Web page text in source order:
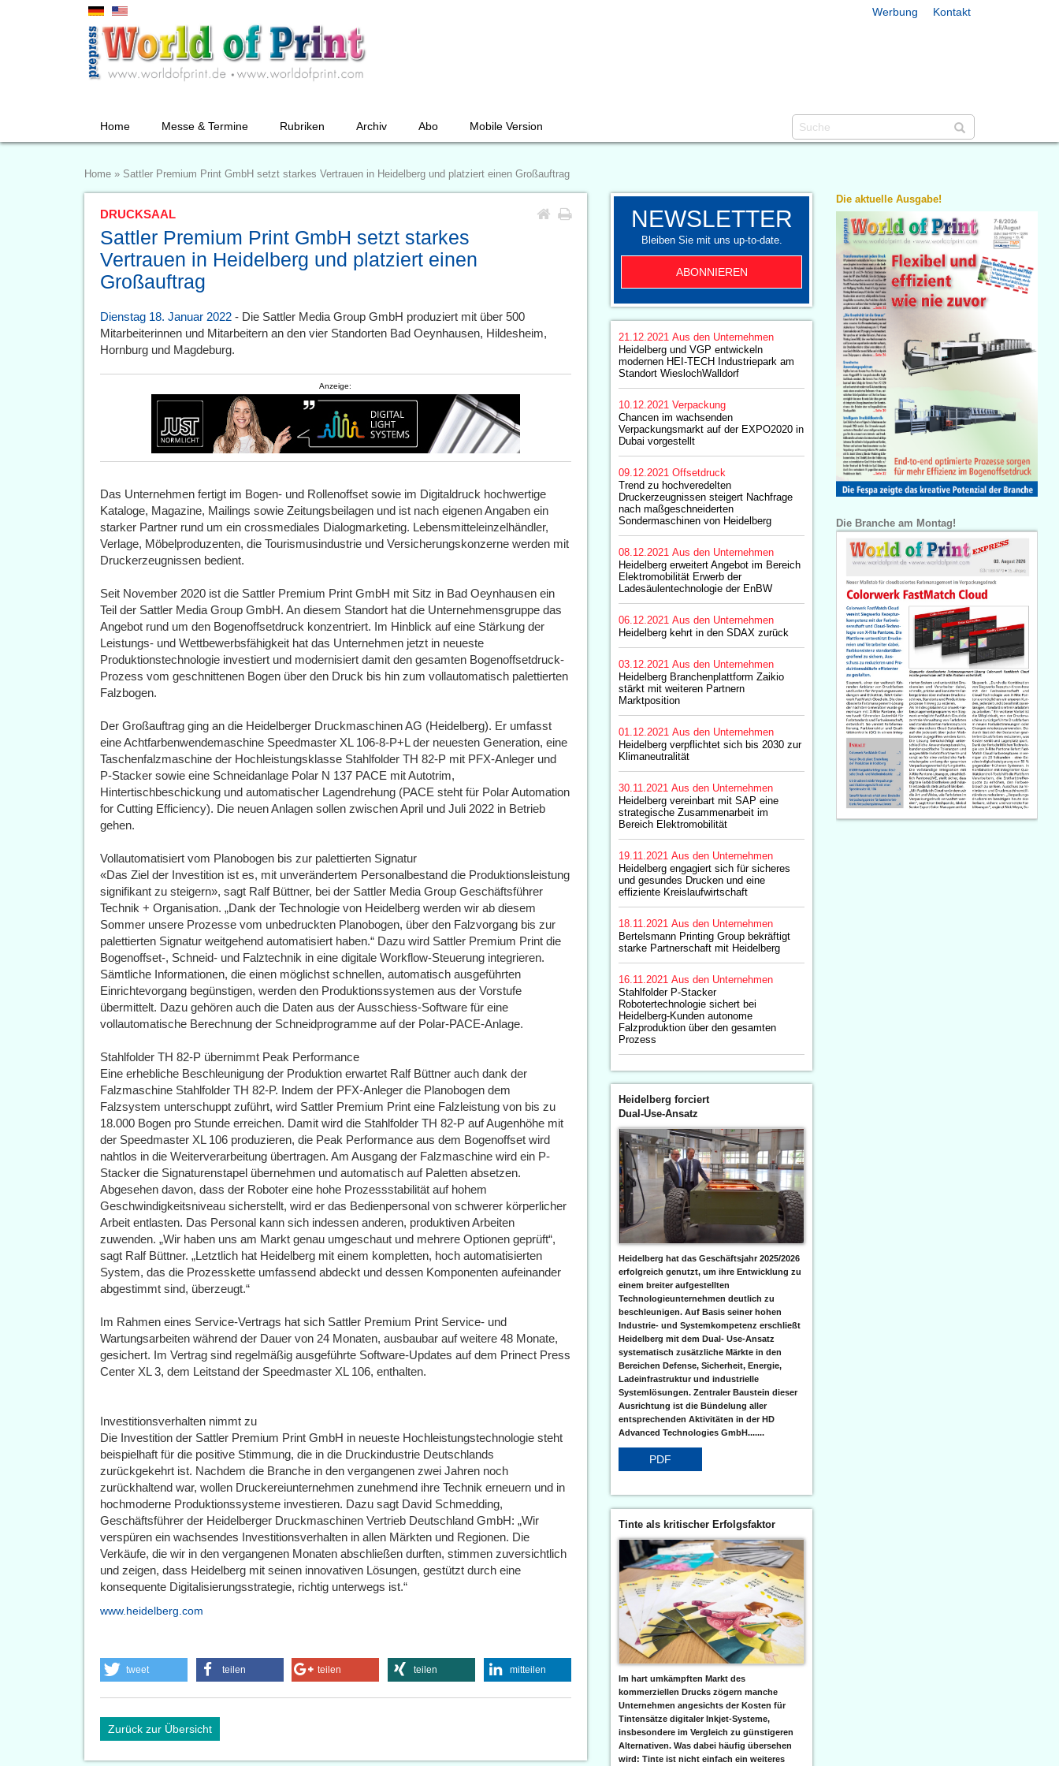
Werbung Kontakt
Home Messe & Termine Rubriken Archiv Abo Mobile Version
Home » Sattler Premium Print GmbH setzt starkes Vertrauen in Heidelberg und platziert einen Großauftrag
DRUCKSAAL
Sattler Premium Print GmbH setzt starkes
Vertrauen in Heidelberg und platziert einen
Großauftrag
Dienstag 18. Januar 2022 - Die Sattler Media Group GmbH produziert mit über 500
Mitarbeiterinnen und Mitarbeitern an den vier Standorten Bad Oeynhausen, Hildesheim,
Hornburg und Magdeburg.
Anzeige:
Das Unternehmen fertigt im Bogen- und Rollenoffset sowie im Digitaldruck hochwertige
Kataloge, Magazine, Mailings sowie Zeitungsbeilagen und ist nach eigenen Angaben ein
starker Partner rund um ein crossmediales Dialogmarketing. Lebensmitteleinzelhändler,
Verlage, Möbelproduzenten, die Tourismusindustrie und Versicherungskonzerne werden mit
Druckerzeugnissen bedient.
Seit November 2020 ist die Sattler Premium Print GmbH mit Sitz in Bad Oeynhausen ein
Teil der Sattler Media Group GmbH. An diesem Standort hat die Unternehmensgruppe das
Angebot rund um den Bogenoffsetdruck konzentriert. Im Hinblick auf eine Stärkung der
Leistungs- und Wettbewerbsfähigkeit hat das Unternehmen jetzt in neueste
Produktionstechnologie investiert und modernisiert damit den gesamten Bogenoffsetdruck-
Prozess vom geschnittenen Bogen über den Druck bis hin zum vollautomatisch palettierten
Falzbogen.
Der Großauftrag ging an die Heidelberger Druckmaschinen AG (Heidelberg). Er umfasst
eine Achtfarbenwendemaschine Speedmaster XL 106-8-P+L der neuesten Generation, eine
Taschenfalzmaschine der Hochleistungsklasse Stahlfolder TH 82-P mit PFX-Anleger und
P-Stacker sowie eine Schneidanlage Polar N 137 PACE mit Autotrim,
Hintertischbeschickung und automatischer Lagendrehung (PACE steht für Polar Automation
for Cutting Efficiency). Die neuen Anlagen sollen zwischen April und Juli 2022 in Betrieb
gehen.
Vollautomatisiert vom Planobogen bis zur palettierten Signatur
«Das Ziel der Investition ist es, mit unverändertem Personalbestand die Produktionsleistung
signifikant zu steigern», sagt Ralf Büttner, bei der Sattler Media Group Geschäftsführer
Technik + Organisation. „Dank der Technologie von Heidelberg werden wir ab diesem
Sommer unsere Prozesse vom unbedruckten Planobogen, über den Falzvorgang bis zur
palettierten Signatur weitgehend automatisiert haben.“ Dazu wird Sattler Premium Print die
Bogenoffset-, Schneid- und Falztechnik in eine digitale Workflow-Steuerung integrieren.
Sämtliche Informationen, die einen möglichst schnellen, automatisch ausgeführten
Einrichtevorgang begünstigen, werden den Produktionssystemen aus der Vorstufe
übermittelt. Dazu gehören auch die Daten aus der Ausschiess-Software für eine
vollautomatische Berechnung der Schneidprogramme auf der Polar-PACE-Anlage.
Stahlfolder TH 82-P übernimmt Peak Performance
Eine erhebliche Beschleunigung der Produktion erwartet Ralf Büttner auch dank der
Falzmaschine Stahlfolder TH 82-P. Indem der PFX-Anleger die Planobogen dem
Falzsystem unterschuppt zuführt, wird Sattler Premium Print eine Falzleistung von bis zu
18.000 Bogen pro Stunde erreichen. Damit wird die Stahlfolder TH 82-P auf Augenhöhe mit
der Speedmaster XL 106 produzieren, die Peak Performance aus dem Bogenoffset wird
nahtlos in die Weiterverarbeitung übertragen. Am Ausgang der Falzmaschine wird ein P-
Stacker die Signaturenstapel übernehmen und automatisch auf Paletten absetzen.
Abgesehen davon, dass der Roboter eine hohe Prozessstabilität auf hohem
Geschwindigkeitsniveau sicherstellt, wird er das Bedienpersonal von schwerer körperlicher
Arbeit entlasten. Das Personal kann sich indessen anderen, produktiven Arbeiten
zuwenden. „Wir haben uns am Markt genau umgeschaut und mehrere Optionen geprüft“,
sagt Ralf Büttner. „Letztlich hat Heidelberg mit einem kompletten, hoch automatisierten
System, das die Prozesskette umfassend abdeckt und dessen Komponenten aufeinander
abgestimmt sind, überzeugt.“
Im Rahmen eines Service-Vertrags hat sich Sattler Premium Print Service- und
Wartungsarbeiten während der Dauer von 24 Monaten, ausbaubar auf weitere 48 Monate,
gesichert. Im Vertrag sind regelmäßig ausgeführte Software-Updates auf dem Prinect Press
Center XL 3, dem Leitstand der Speedmaster XL 106, enthalten.
Investitionsverhalten nimmt zu
Die Investition der Sattler Premium Print GmbH in neueste Hochleistungstechnologie steht
beispielhaft für die positive Stimmung, die in die Druckindustrie Deutschlands
zurückgekehrt ist. Nachdem die Branche in den vergangenen zwei Jahren noch
zurückhaltend war, wollen Druckereiunternehmen zunehmend ihre Technik erneuern und in
hochmoderne Produktionssysteme investieren. Dazu sagt David Schmedding,
Geschäftsführer der Heidelberger Druckmaschinen Vertrieb Deutschland GmbH: „Wir
verspüren ein wachsendes Investitionsverhalten in allen Märkten und Regionen. Die
Verkäufe, die wir in den vergangenen Monaten abschließen durften, stimmen zuversichtlich
und zeigen, dass Heidelberg mit seinen innovativen Lösungen, gestützt durch eine
konsequente Digitalisierungsstrategie, richtig unterwegs ist.“
www.heidelberg.com
tweet teilen teilen teilen mitteilen
Zurück zur Übersicht
NEWSLETTER
Bleiben Sie mit uns up-to-date.
ABONNIEREN
21.12.2021 Aus den Unternehmen
Heidelberg und VGP entwickeln
modernen HEI-TECH Industriepark am
Standort WieslochWalldorf
10.12.2021 Verpackung
Chancen im wachsenden
Verpackungsmarkt auf der EXPO2020 in
Dubai vorgestellt
09.12.2021 Offsetdruck
Trend zu hochveredelten
Druckerzeugnissen steigert Nachfrage
nach maßgeschneiderten
Sondermaschinen von Heidelberg
08.12.2021 Aus den Unternehmen
Heidelberg erweitert Angebot im Bereich
Elektromobilität Erwerb der
Ladesäulentechnologie der EnBW
06.12.2021 Aus den Unternehmen
Heidelberg kehrt in den SDAX zurück
03.12.2021 Aus den Unternehmen
Heidelberg Branchenplattform Zaikio
stärkt mit weiteren Partnern
Marktposition
01.12.2021 Aus den Unternehmen
Heidelberg verpflichtet sich bis 2030 zur
Klimaneutralität
30.11.2021 Aus den Unternehmen
Heidelberg vereinbart mit SAP eine
strategische Zusammenarbeit im
Bereich Elektromobilität
19.11.2021 Aus den Unternehmen
Heidelberg engagiert sich für sicheres
und gesundes Drucken und eine
effiziente Kreislaufwirtschaft
18.11.2021 Aus den Unternehmen
Bertelsmann Printing Group bekräftigt
starke Partnerschaft mit Heidelberg
16.11.2021 Aus den Unternehmen
Stahlfolder P-Stacker
Robotertechnologie sichert bei
Heidelberg-Kunden autonome
Falzproduktion über den gesamten
Prozess
Heidelberg forciert
Dual-Use-Ansatz
Heidelberg hat das Geschäftsjahr 2025/2026
erfolgreich genutzt, um ihre Entwicklung zu
einem breiter aufgestellten
Technologieunternehmen deutlich zu
beschleunigen. Auf Basis seiner hohen
Industrie- und Systemkompetenz erschließt
Heidelberg mit dem Dual- Use-Ansatz
systematisch zusätzliche Märkte in den
Bereichen Defense, Sicherheit, Energie,
Ladeinfrastruktur und industrielle
Systemlösungen. Zentraler Baustein dieser
Ausrichtung ist die Bündelung aller
entsprechenden Aktivitäten in der HD
Advanced Technologies GmbH.......
PDF
Tinte als kritischer Erfolgsfaktor
Im hart umkämpften Markt des
kommerziellen Drucks zögern manche
Unternehmen angesichts der Kosten für
Tintensätze digitaler Inkjet-Systeme,
insbesondere im Vergleich zu günstigeren
Alternativen. Was dabei häufig übersehen
wird: Tinte ist nicht einfach ein weiteres
Die aktuelle Ausgabe!
Die Branche am Montag!